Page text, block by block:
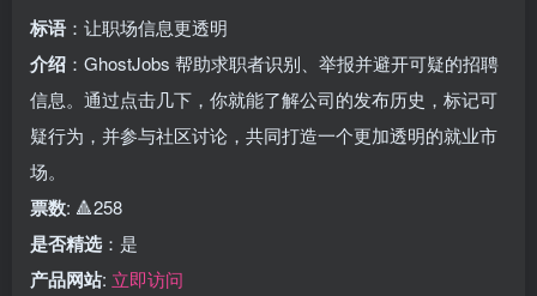
标语 ：让职场信息更透明
介绍 ：GhostJobs 帮助求职者识别、举报并避开可疑的招聘
信息。通过点击几下，你就能了解公司的发布历史，标记可
疑行为，并参与社区讨论，共同打造一个更加透明的就业市
场。
票数: 🔺258
是否精选 ：是
产品网站: 立即访问